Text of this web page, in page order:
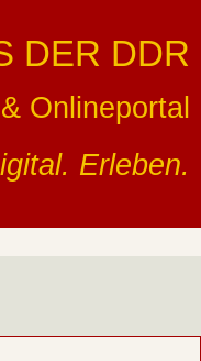
DER DDR
Onlineportal
Erleben.